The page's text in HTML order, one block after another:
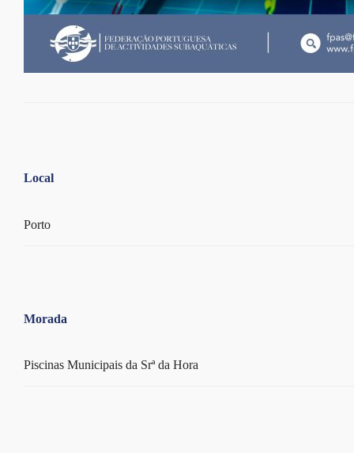
Local
Porto
Morada
Piscinas Municipais da Srª da Hora